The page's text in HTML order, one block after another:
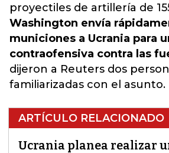
proyectiles de artillería de
Washington envía
municiones a Ucrania para
contraofensiva contra las
dijeron a Reuters dos
familiarizadas con el asunto.
ARTÍCULO RELACIONADO
Ucrania planea realizar